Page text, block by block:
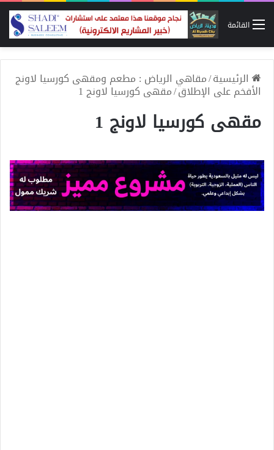
القائمة
الرئيسية/مقاهي الرياض : مطعم ومقهى كورسيا لاونج
الأفخم على الإطلاق/مقهى كورسيا لاونج 1
مقهى كورسيا لاونج 1